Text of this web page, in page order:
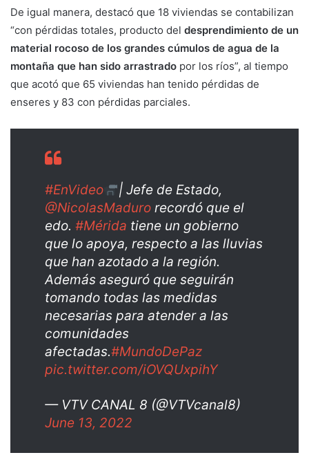
De igual manera, destacó que 18 viviendas se contabilizan
“con pérdidas totales, producto del desprendimiento de un
material rocoso de los grandes cúmulos de agua de la
montaña que han sido arrastrado por los ríos”, al tiempo
que acotó que 65 viviendas han tenido pérdidas de
enseres y 83 con pérdidas parciales.
#EnVideo
| Jefe de Estado,
@NicolasMaduro recordó que el
edo. #Mérida tiene un gobierno
que lo apoya, respecto a las lluvias
que han azotado a la región.
Además aseguró que seguirán
tomando todas las medidas
necesarias para atender a las
comunidades
afectadas.#MundoDePaz
pic.twitter.com/iOVQUxpihY
— VTV CANAL 8 (@VTVcanal8)
June 13, 2022